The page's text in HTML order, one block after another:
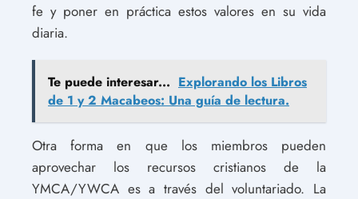
fe y poner en práctica estos valores en su vida
diaria.
Te puede interesar... Explorando los Libros
de 1 y 2 Macabeos: Una guía de lectura.
Otra forma en que los miembros pueden
aprovechar los recursos cristianos de la
YMCA/YWCA es a través del voluntariado. La